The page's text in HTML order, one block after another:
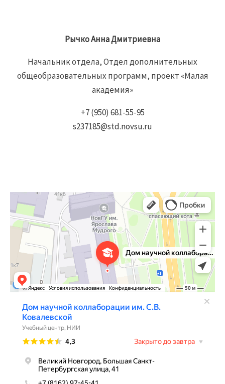
РычкоАннаДмитриевна
Начальник отдела, Отдел дополнительных
общеобразовательных программ, проект «Малая
академия»
+7 (950) 681-55-95
s237185@std.novsu.ru
Дом научной коллаборации им. С.В. Ковалевской
Учебный центр в Великом Новгороде